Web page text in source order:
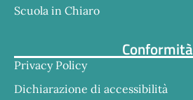
Scuola in Chiaro
Conformità
Privacy Policy
Dichiarazione di accessibilità